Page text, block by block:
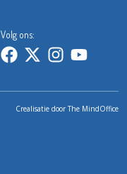
Volg ons:
Crealisatie doorThe MindOffice